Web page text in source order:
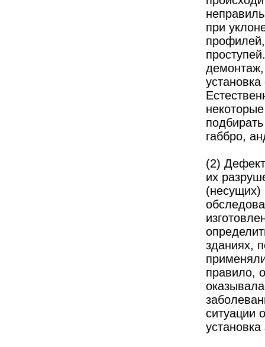
при
демонтаж,
габбро,
(2)
их
(несущих)
зданиях,
правило,
ситуации